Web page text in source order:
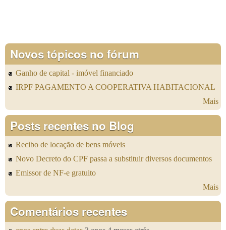
Novos tópicos no fórum
Ganho de capital - imóvel financiado
IRPF PAGAMENTO A COOPERATIVA HABITACIONAL
Mais
Posts recentes no Blog
Recibo de locação de bens móveis
Novo Decreto do CPF passa a substituir diversos documentos
Emissor de NF-e gratuito
Mais
Comentários recentes